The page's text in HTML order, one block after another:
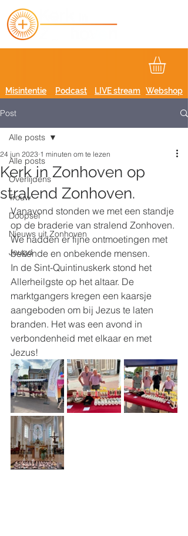
Podcast
Misintentie LIVE stream Webshop
Post
Alle posts
Overlijdens
Trouw
Doopsel
Nieuws uit Zonhoven
Jeugd
Alle posts
Kerk in Zonhoven op
stralend Zonhoven.
24 jun 2023 1 minuten om te lezen
Vanavond stonden we met een standje
op de braderie van stralend Zonhoven.
We hadden er fijne ontmoetingen met
bekende en onbekende mensen.
In de Sint-Quintinuskerk stond het
Allerheilgste op het altaar. De
marktgangers kregen een kaarsje
aangeboden om bij Jezus te laten
branden. Het was een avond in
verbondenheid met elkaar en met
Jezus!